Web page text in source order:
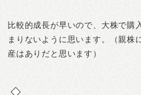
比較的成長が早いので、大株で購
まりないように思います。（親株
産はありだと思います）